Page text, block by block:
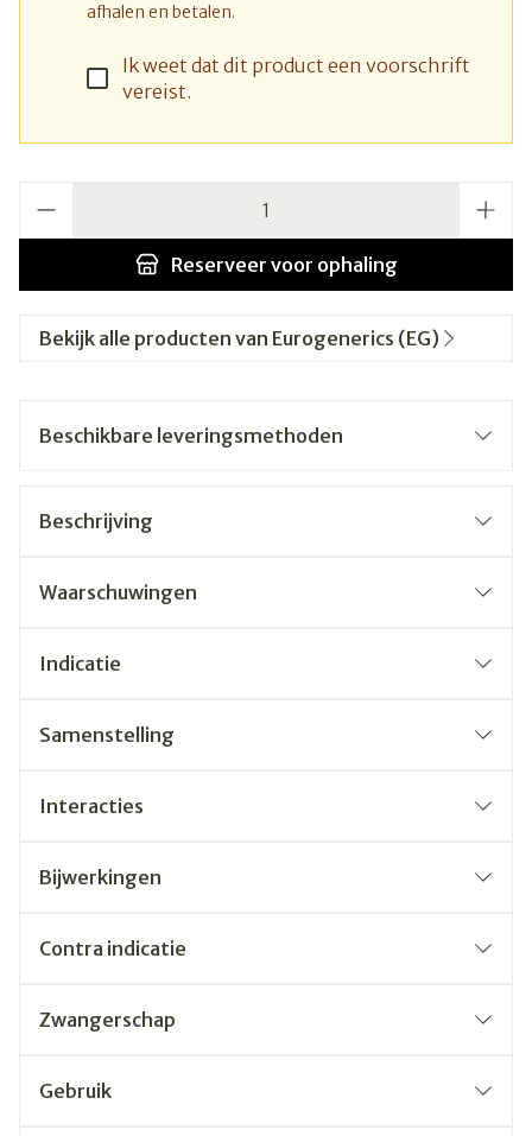
afhalen en betalen.
Ik weet dat dit product een voorschrift
vereist.
Reserveer voor ophaling
Bekijk alle producten van Eurogenerics (EG)
Beschikbare leveringsmethoden
Beschrijving
Waarschuwingen
Indicatie
Samenstelling
Interacties
Bijwerkingen
Contra indicatie
Zwangerschap
Gebruik